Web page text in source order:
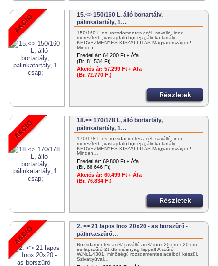
15.<> 150/160 L, álló bortartály,
pálinkatartály, 1…
150/160 L-es, rozsdamentes acél, saválló, inox
merevített - vastagfalú bor és pálinka tartály.
KEDVEZMÉNYES KISZÁLLÍTÁS Magyarországon!
Minden…
Eredeti ár: 64.200 Ft + Áfa
(Br. 81.534 Ft)
Akciós ár: 57.299 Ft + Áfa
(Br. 72.770 Ft)
Részletek
18.<> 170/178 L, álló bortartály,
pálinkatartály, 1…
170/178 L-es, rozsdamentes acél, saválló, inox
merevített - vastagfalú bor és pálinka tartály.
KEDVEZMÉNYES KISZÁLLÍTÁS Magyarországon!
Minden…
Eredeti ár: 69.800 Ft + Áfa
(Br. 88.646 Ft)
Akciós ár: 60.499 Ft + Áfa
(Br. 76.834 Ft)
Részletek
2. <> 21 lapos Inox 20x20 - as borszűrő -
pálinkaszűrő…
Rozsdamentes acél/ saválló acél/ inox 20 cm x 20 cm -
es lapszűrő 21 db műanyag lappal! A szűrő
W.Nr.1.4301. minőségű rozsdamentes acélból készül.
Szivattyúval…